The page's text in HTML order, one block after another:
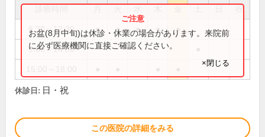
祝
8:30～12:30 ● ● ● ● ●
9:00～14:30
お盆(8月中旬)は休診・休業の場合があります。来院前
に必ず医療機関に直接ご確認ください。
×閉じる
休診日: 日・祝
この医院の詳細をみる